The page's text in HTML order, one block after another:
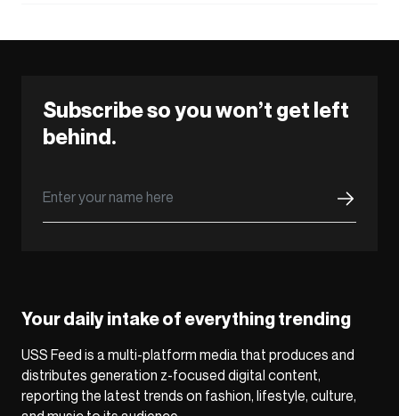
Subscribe so you won’t get left
behind.
Your daily intake of everything trending
USS Feed is a multi-platform media that produces and
distributes generation z-focused digital content,
reporting the latest trends on fashion, lifestyle, culture,